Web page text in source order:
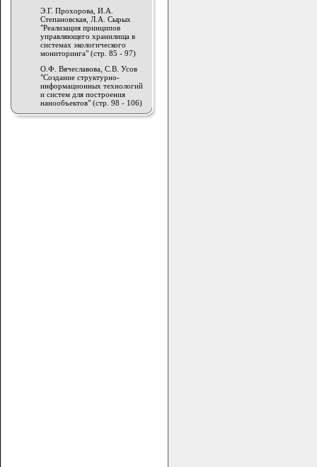
Э.Г. Прохорова, И.А.
Степановская, Л.А. Сырых
"Реализация принципов
управляющего хранилища в
системах экологического
мониторинга" (стр. 85 - 97)
О.Ф. Вячеславова, С.В. Усов
"Создание структурно-
информационных технологий
и систем для построения
нанообъектов" (стр. 98 - 106)